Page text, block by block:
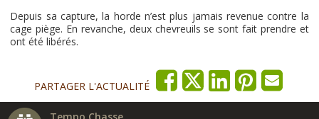
Depuis sa capture, la horde n’est plus jamais revenue contre la
cage piège. En revanche, deux chevreuils se sont fait prendre et
ont été libérés.
PARTAGER L'ACTUALITÉ